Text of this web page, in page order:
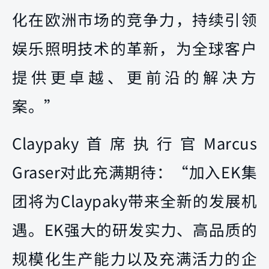
化在欧洲市场的竞争力，持续引领
娱乐照明技术的革新，为全球客户
提供更卓越、更前沿的解决方
案。”
Claypaky首席执行官Marcus
Graser对此充满期待：“加入EK集
团将为Claypaky带来全新的发展机
遇。EK强大的研发实力、高品质的
规模化生产能力以及充满活力的企